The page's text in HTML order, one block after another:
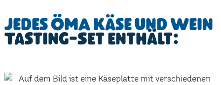
Jedes ÖMA Käse und Wein
Tasting-Set enthält: